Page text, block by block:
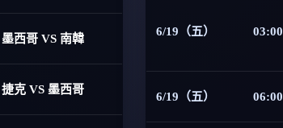
墨西哥 VS 南韓
捷克 VS 墨西哥
6/19（五） 03:00
6/19（五） 06:00